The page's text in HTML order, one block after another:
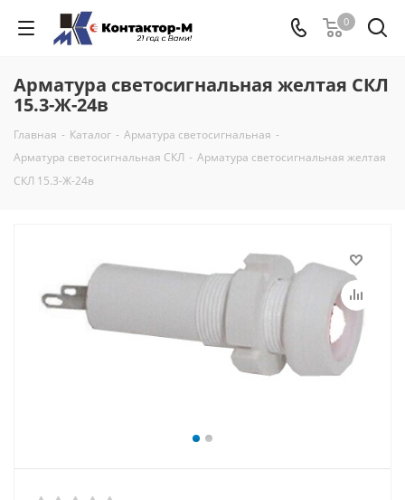
0
Арматура светосигнальная желтая СКЛ
15.3-Ж-24в
Главная - Каталог - Арматура светосигнальная -
Арматура светосигнальная СКЛ - Арматура светосигнальная желтая
СКЛ 15.3-Ж-24в